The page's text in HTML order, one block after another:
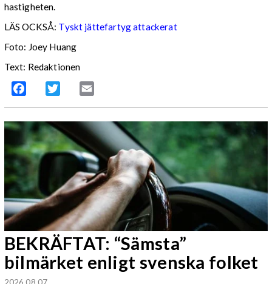
hastigheten.
LÄS OCKSÅ: Tyskt jättefartyg attackerat
Foto: Joey Huang
Text: Redaktionen
Facebook Twitter
BEKRÄFTAT: “Sämsta”
bilmärket enligt svenska folket
2026 08 07